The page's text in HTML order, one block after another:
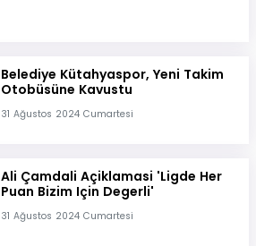
Belediye Kütahyaspor, Yeni Takim
Otobüsüne Kavustu
31 Ağustos 2024 Cumartesi
Ali Çamdali Açiklamasi 'Ligde Her
Puan Bizim Için Degerli'
31 Ağustos 2024 Cumartesi